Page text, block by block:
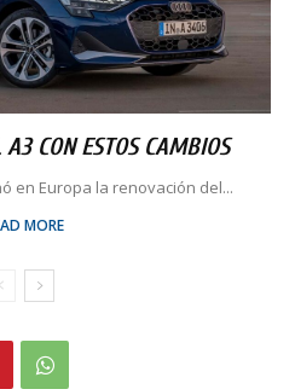
CON ESTOS CAMBIOS
en Europa la renovación del...
MORE